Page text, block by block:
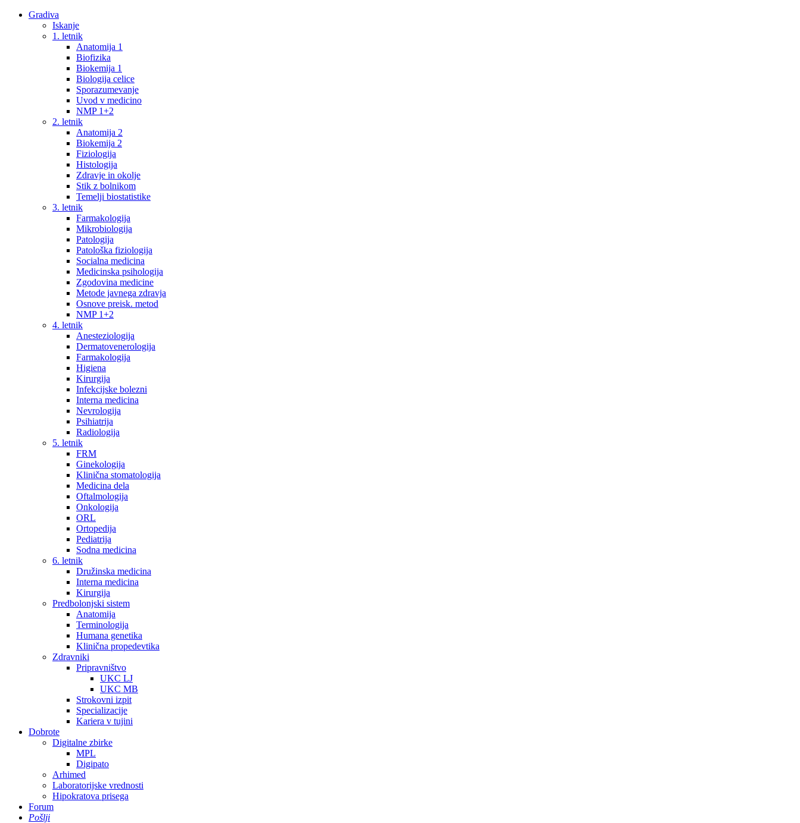
Gradiva
Iskanje
1. letnik
Anatomija 1
Biofizika
Biokemija 1
Biologija celice
Sporazumevanje
Uvod v medicino
NMP 1+2
2. letnik
Anatomija 2
Biokemija 2
Fiziologija
Histologija
Zdravje in okolje
Stik z bolnikom
Temelji biostatistike
3. letnik
Farmakologija
Mikrobiologija
Patologija
Patološka fiziologija
Socialna medicina
Medicinska psihologija
Zgodovina medicine
Metode javnega zdravja
Osnove preisk. metod
NMP 1+2
4. letnik
Anesteziologija
Dermatovenerologija
Farmakologija
Higiena
Kirurgija
Infekcijske bolezni
Interna medicina
Nevrologija
Psihiatrija
Radiologija
5. letnik
FRM
Ginekologija
Klinična stomatologija
Medicina dela
Oftalmologija
Onkologija
ORL
Ortopedija
Pediatrija
Sodna medicina
6. letnik
Družinska medicina
Interna medicina
Kirurgija
Predbolonjski sistem
Anatomija
Terminologija
Humana genetika
Klinična propedevtika
Zdravniki
Pripravništvo
UKC LJ
UKC MB
Strokovni izpit
Specializacije
Kariera v tujini
Dobrote
Digitalne zbirke
MPL
Digipato
Arhimed
Laboratorijske vrednosti
Hipokratova prisega
Forum
Pošlji